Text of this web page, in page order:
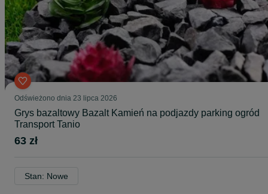
Odświeżono dnia 23 lipca 2026
Grys bazaltowy Bazalt Kamień na podjazdy parking ogród
Transport Tanio
63 zł
Stan: Nowe